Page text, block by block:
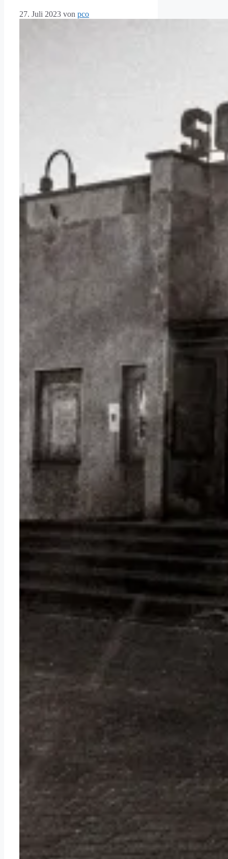
27. Juli 2023 von pco